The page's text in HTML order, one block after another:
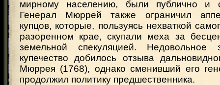
мирному населению, были публично и
Генерал Мюррей также ограничил
купцов, которые, пользуясь нехваткой
разоренном крае, скупали меха за
земельной спекуляцией. Недовольное
купечество добилось отзыва
Мюррея (1768), однако сменивший его
продолжил политику предшественника.